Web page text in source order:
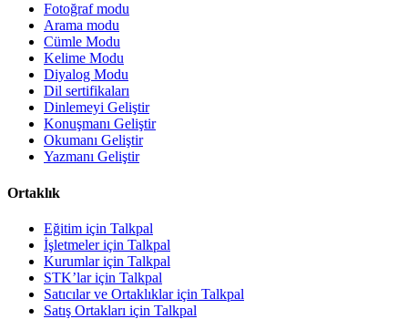
Fotoğraf modu
Arama modu
Cümle Modu
Kelime Modu
Diyalog Modu
Dil sertifikaları
Dinlemeyi Geliştir
Konuşmanı Geliştir
Okumanı Geliştir
Yazmanı Geliştir
Ortaklık
Eğitim için Talkpal
İşletmeler için Talkpal
Kurumlar için Talkpal
STK’lar için Talkpal
Satıcılar ve Ortaklıklar için Talkpal
Satış Ortakları için Talkpal